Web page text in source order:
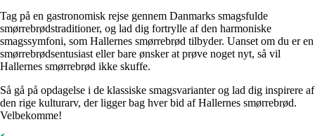
Tag på en gastronomisk rejse gennem Danmarks smagsfulde
smørrebrødstraditioner, og lad dig fortrylle af den harmoniske
smagssymfoni, som Hallernes smørrebrød tilbyder. Uanset om du er en
smørrebrødsentusiast eller bare ønsker at prøve noget nyt, så vil
Hallernes smørrebrød ikke skuffe.
Så gå på opdagelse i de klassiske smagsvarianter og lad dig inspirere af
den rige kulturarv, der ligger bag hver bid af Hallernes smørrebrød.
Velbekomme!